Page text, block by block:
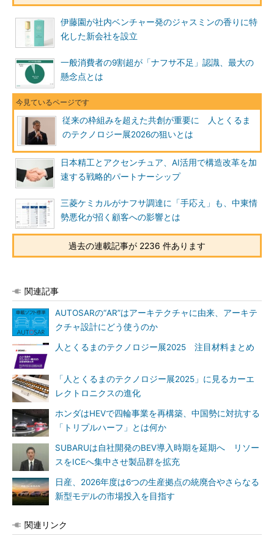
伊藤園が社内ベンチャー発のジャスミンの香りに特
化した新会社を設立
一般消費者の9割超が「ナフサ不足」認識、最大の
懸念点とは
従来の枠組みを超えた共創が重要に 人とくるま
のテクノロジー展2026の狙いとは
日本精工とアクセンチュア、AI活用で構造改革を加
速する戦略的パートナーシップ
三菱ケミカルがナフサ調達に「手応え」も、中東情
勢悪化が招く顧客への影響とは
過去の連載記事が 2236 件あります
関連記事
AUTOSARの“AR”はアーキテクチャに由来、アーキテ
クチャ設計にどう使うのか
人とくるまのテクノロジー展2025 注目材料まとめ
「人とくるまのテクノロジー展2025」に見るカーエ
レクトロニクスの進化
ホンダはHEVで四輪事業を再構築、中国勢に対抗する
「トリプルハーフ」とは何か
SUBARUは自社開発のBEV導入時期を延期へ リソー
スをICEへ集中させ製品群を拡充
日産、2026年度は6つの生産拠点の統廃合やさらなる
新型モデルの市場投入を目指す
関連リンク